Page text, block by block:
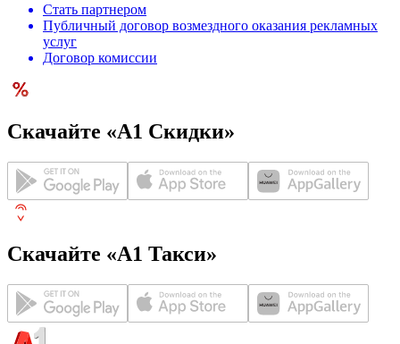
Стать партнером
Публичный договор возмездного оказания рекламных
услуг
Договор комиссии
Скачайте «А1 Скидки»
Скачайте «А1 Такси»